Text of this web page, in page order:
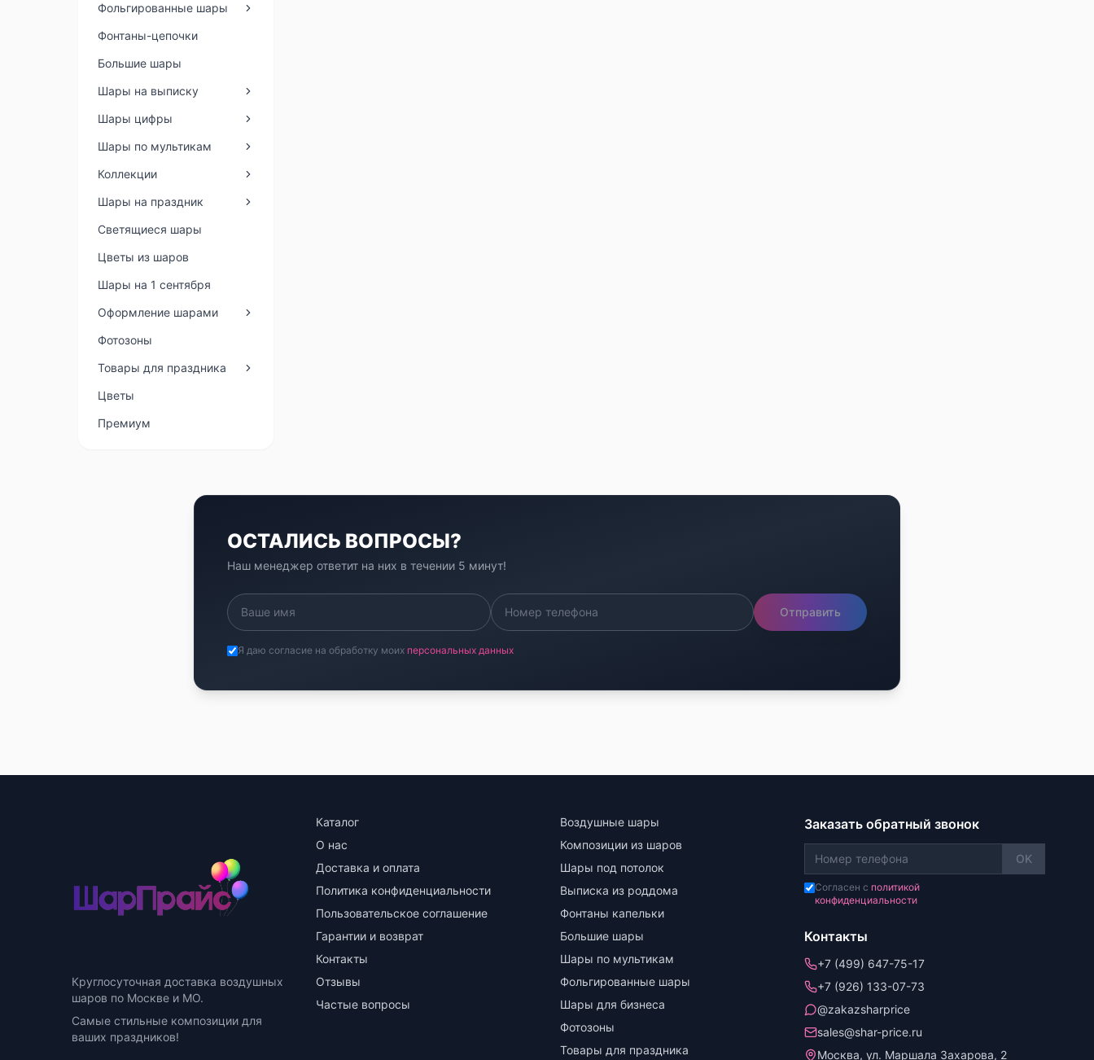
Фольгированные шары
Фонтаны-цепочки
Большие шары
Шары на выписку
Шары цифры
Шары по мультикам
Коллекции
Шары на праздник
Светящиеся шары
Цветы из шаров
Шары на 1 сентября
Оформление шарами
Фотозоны
Товары для праздника
Цветы
Премиум
ОСТАЛИСЬ ВОПРОСЫ?
Наш менеджер ответит на них в течении 5 минут!
Отправить
Я даю согласие на обработку моих персональных данных
Круглосуточная доставка воздушных
шаров по Москве и МО.
Самые стильные композиции для
ваших праздников!
Каталог
О нас
Доставка и оплата
Политика конфиденциальности
Пользовательское соглашение
Гарантии и возврат
Контакты
Отзывы
Частые вопросы
Воздушные шары
Композиции из шаров
Шары под потолок
Выписка из роддома
Фонтаны капельки
Большие шары
Шары по мультикам
Фольгированные шары
Шары для бизнеса
Фотозоны
Товары для праздника
Заказать обратный звонок
OK
Согласен с политикой
конфиденциальности
Контакты
+7 (499) 647-75-17
+7 (926) 133-07-73
@zakazsharprice
sales@shar-price.ru
Москва, ул. Маршала Захарова, 2